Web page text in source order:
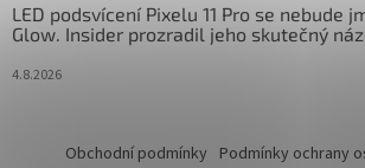
LED podsvícení Pixelu 11 Pro se nebude
Glow. Insider prozradil jeho skutečný
4.8.2026
Obchodní podmínky Podmínky ochrany